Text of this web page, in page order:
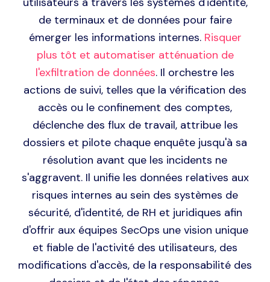
Swimlane met en corrélation l'activité des
utilisateurs à travers les systèmes d'identité,
de terminaux et de données pour faire
émerger les informations internes.Risquer
plus tôt et automatiser atténuation de
l'exfiltration de données . Il orchestre les
actions de suivi, telles que la vérification des
accès ou le confinement des comptes,
déclenche des flux de travail, attribue les
dossiers et pilote chaque enquête jusqu'à sa
résolution avant que les incidents ne
s'aggravent. Il unifie les données relatives aux
risques internes au sein des systèmes de
sécurité, d'identité, de RH et juridiques afin
d'offrir aux équipes SecOps une vision unique
et fiable de l'activité des utilisateurs, des